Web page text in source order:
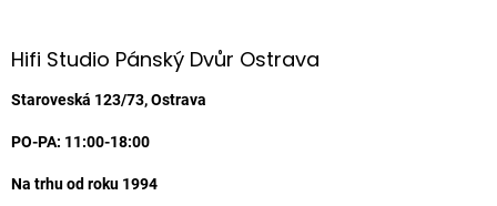
aHifi Studio Pánský Dvůr Ostrava
Staroveská 123/73, Ostrava
PO-PA: 11:00-18:00
Na trhu od roku 1994